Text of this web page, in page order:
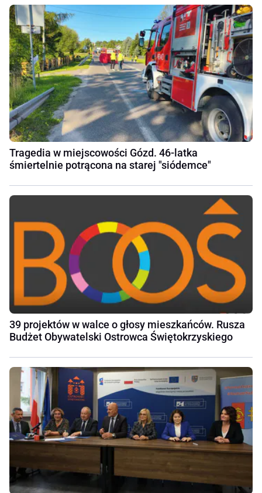
Tragedia w miejscowości Gózd. 46-latka
śmiertelnie potrącona na starej "siódemce"
39 projektów w walce o głosy mieszkańców. Rusza
Budżet Obywatelski Ostrowca Świętokrzyskiego